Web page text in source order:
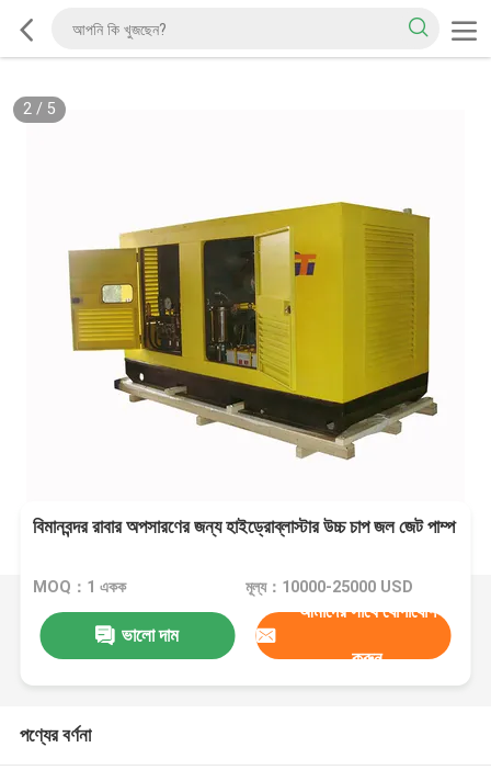
2/ 5
বিমানবন্দর রাবার অপসারণের জন্য হাইড্রোব্লাস্টার উচ্চ চাপ জল জেট পাম্প
MOQ：1 একক মূল্য：10000-25000 USD
ভালো দাম
আমাদের সাথে যোগাযোগ
করুন
পণ্যের বর্ণনা